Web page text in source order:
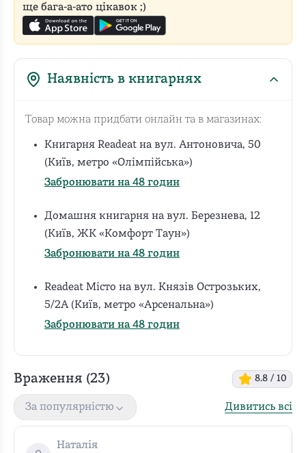
ще бага-а-ато цікавок ;)
Наявність в книгарнях
Товар можна придбати онлайн та в магазинах:
Книгарня Readeat на вул. Антоновича, 50
(Київ, метро «Олімпійська»)
Забронювати на 48 годин
Домашня книгарня на вул. Березнева, 12
(Київ, ЖК «Комфорт Таун»)
Забронювати на 48 годин
Readeat Місто на вул. Князів Острозьких,
5/2А (Київ, метро «Арсенальна»)
Забронювати на 48 годин
Враження (23) 8.8 / 10
За популярністю Дивитись всі
Наталія